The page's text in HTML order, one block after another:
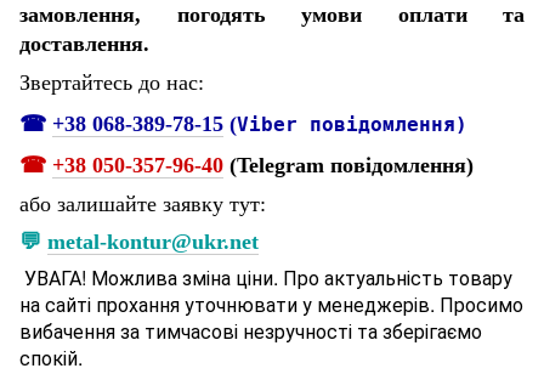
замовлення, погодять умови оплати та
доставлення.
Звертайтесь до нас:
☎ +38 068-389-78-15 (Viber повідомлення)
☎ +38 050-357-96-40 (Telegram повідомлення)
або залишайте заявку тут:
💬 metal-kontur@ukr.net
УВАГА! Можлива зміна ціни. Про актуальність товару
на сайті прохання уточнювати у менеджерів. Просимо
вибачення за тимчасові незручності та зберігаємо
спокій.